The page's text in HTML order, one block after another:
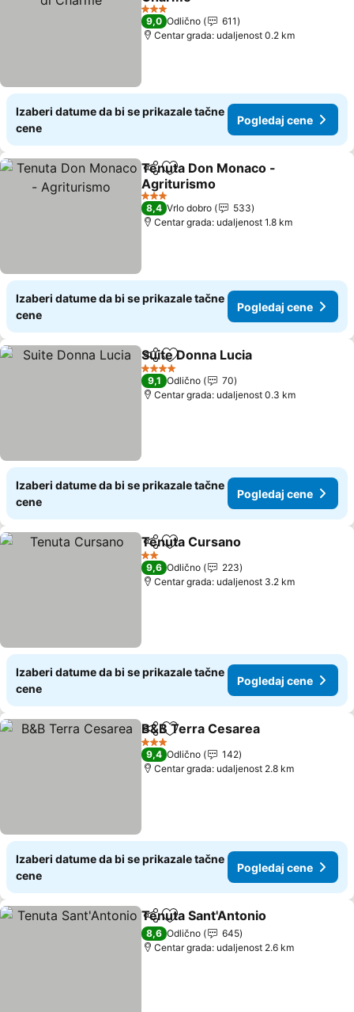
Pogledaj cene
3 Zvezdice
9,0 Odlično
611
Centar grada: udaljenost 0.2 km
Izaberi datume da bi se prikazale tačne
cene
Pogledaj cene
Deli Dodati u favorite
Tenuta Don Monaco -
Agriturismo
Pogledaj cene
3 Zvezdice
8,4 Vrlo dobro
533
Centar grada: udaljenost 1.8 km
Izaberi datume da bi se prikazale tačne
cene
Pogledaj cene
Deli Dodati u favorite
Suite Donna Lucia
4 Zvezdice
9,1 Odlično
70
Centar grada: udaljenost 0.3 km
Izaberi datume da bi se prikazale tačne
cene
Pogledaj cene
Deli Dodati u favorite
Tenuta Cursano
2 Zvezdice
9,6 Odlično
223
Centar grada: udaljenost 3.2 km
Izaberi datume da bi se prikazale tačne
cene
Pogledaj cene
Deli Dodati u favorite
B&B Terra Cesarea
3 Zvezdice
9,4 Odlično
142
Centar grada: udaljenost 2.8 km
Izaberi datume da bi se prikazale tačne
cene
Pogledaj cene
Deli Dodati u favorite
Tenuta Sant'Antonio
8,6 Odlično
645
Centar grada: udaljenost 2.6 km